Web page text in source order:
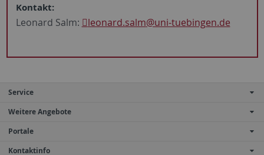
Kontakt:
Leonard Salm: leonard.salm@uni-tuebingen.de
Service
Weitere Angebote
Portale
Kontaktinfo